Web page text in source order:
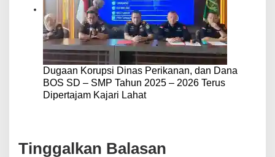
Dugaan Korupsi Dinas Perikanan, dan Dana
BOS SD – SMP Tahun 2025 – 2026 Terus
Dipertajam Kajari Lahat
Tinggalkan Balasan